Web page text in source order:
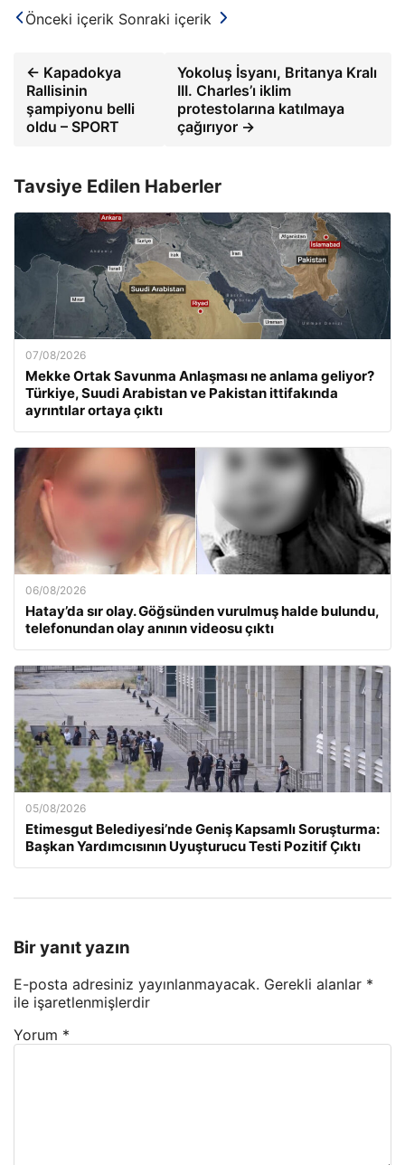
Önceki içerik Sonraki içerik
← Kapadokya
Rallisinin
şampiyonu belli
oldu – SPORT
Yokoluş İsyanı, Britanya Kralı
III. Charles’ı iklim
protestolarına katılmaya
çağırıyor →
Tavsiye Edilen Haberler
07/08/2026
Mekke Ortak Savunma Anlaşması ne anlama geliyor?
Türkiye, Suudi Arabistan ve Pakistan ittifakında
ayrıntılar ortaya çıktı
06/08/2026
Hatay’da sır olay. Göğsünden vurulmuş halde bulundu,
telefonundan olay anının videosu çıktı
05/08/2026
Etimesgut Belediyesi’nde Geniş Kapsamlı Soruşturma:
Başkan Yardımcısının Uyuşturucu Testi Pozitif Çıktı
Bir yanıt yazın
E-posta adresiniz yayınlanmayacak. Gerekli alanlar *
ile işaretlenmişlerdir
Yorum *